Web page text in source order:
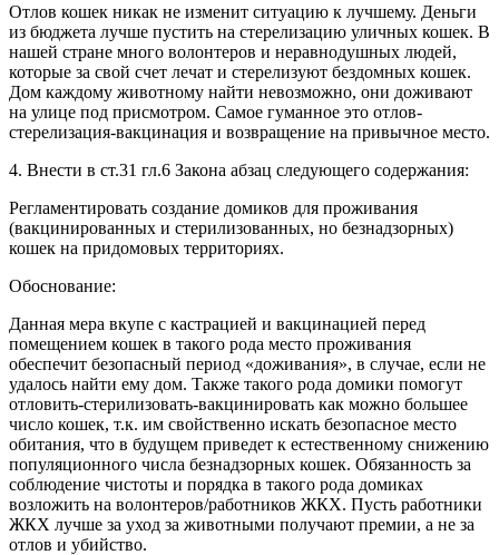
Отлов кошек никак не изменит ситуацию к лучшему. Деньги
из бюджета лучше пустить на стерелизацию уличных кошек. В
нашей стране много волонтеров и неравнодушных людей,
которые за свой счет лечат и стерелизуют бездомных кошек.
Дом каждому животному найти невозможно, они доживают
на улице под присмотром. Самое гуманное это отлов-
стерелизация-вакцинация и возвращение на привычное место.
4. Внести в ст.31 гл.6 Закона абзац следующего содержания:
Регламентировать создание домиков для проживания
(вакцинированных и стерилизованных, но безнадзорных)
кошек на придомовых территориях.
Обоснование:
Данная мера вкупе с кастрацией и вакцинацией перед
помещением кошек в такого рода место проживания
обеспечит безопасный период «доживания», в случае, если не
удалось найти ему дом. Также такого рода домики помогут
отловить-стерилизовать-вакцинировать как можно большее
число кошек, т.к. им свойственно искать безопасное место
обитания, что в будущем приведет к естественному снижению
популяционного числа безнадзорных кошек. Обязанность за
соблюдение чистоты и порядка в такого рода домиках
возложить на волонтеров/работников ЖКХ. Пусть работники
ЖКХ лучше за уход за животными получают премии, а не за
отлов и убийство.